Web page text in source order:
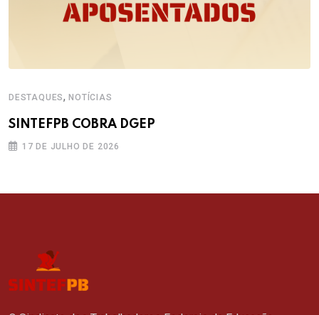
DESTAQUES,NOTÍCIAS
SINTEFPB COBRA DGEP
17 DE JULHO DE 2026